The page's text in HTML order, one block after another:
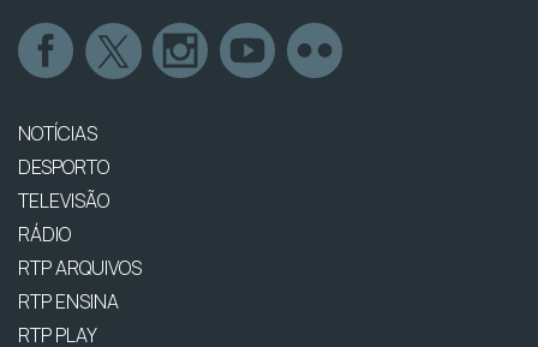
NOTÍCIAS
DESPORTO
TELEVISÃO
RÁDIO
RTP ARQUIVOS
RTP ENSINA
RTP PLAY